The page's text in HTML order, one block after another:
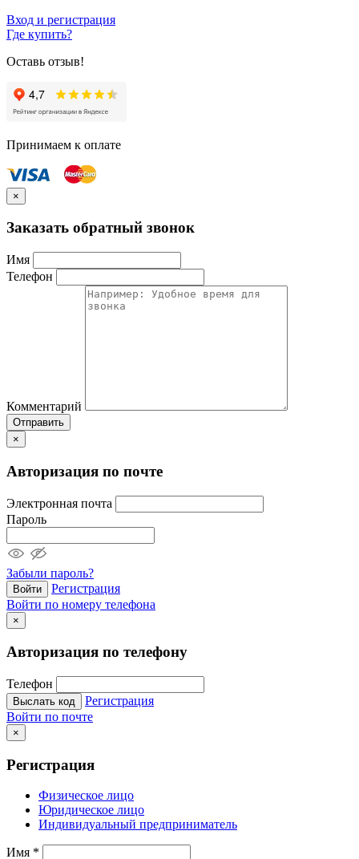
Вход и регистрация
Где купить?
Оставь отзыв!
Принимаем к оплате
×
Заказать обратный звонок
Имя
Телефон
Комментарий
Отправить
×
Авторизация по почте
Электронная почта
Пароль
Забыли пароль?
Войти
Регистрация
Войти по номеру телефона
×
Авторизация по телефону
Телефон
Выслать код
Регистрация
Войти по почте
×
Регистрация
Физическое лицо
Юридическое лицо
Индивидуальный предприниматель
Имя *